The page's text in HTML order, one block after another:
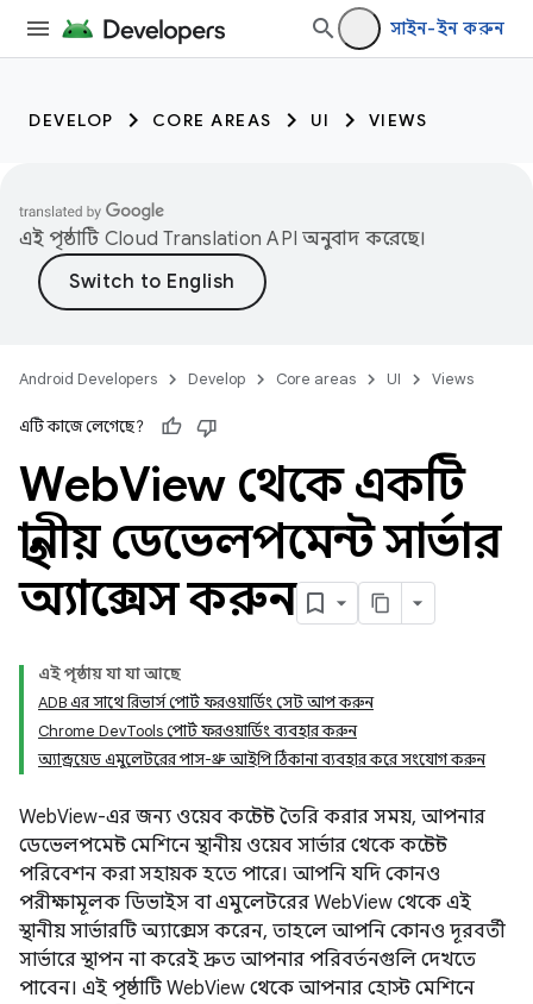
সাইন-ইন করুন
DEVELOP CORE AREAS UI VIEWS
এই পৃষ্ঠাটি Cloud Translation API অনুবাদ করেছে।
Android Developers Develop Core areas UI Views
এটি কাজে লেগেছে?
WebView থেকে একটি
স্থানীয় ডেভেলপমেন্ট সার্ভার
অ্যাক্সেস করুন
এই পৃষ্ঠায় যা যা আছে
ADB এর সাথে রিভার্স পোর্ট ফরওয়ার্ডিং সেট আপ করুন
Chrome DevTools পোর্ট ফরওয়ার্ডিং ব্যবহার করুন
অ্যান্ড্রয়েড এমুলেটরের পাস-থ্রু আইপি ঠিকানা ব্যবহার করে সংযোগ করুন
WebView-এর জন্য ওয়েব কন্টেন্ট তৈরি করার সময়, আপনার
ডেভেলপমেন্ট মেশিনে স্থানীয় ওয়েব সার্ভার থেকে কন্টেন্ট
পরিবেশন করা সহায়ক হতে পারে। আপনি যদি কোনও
পরীক্ষামূলক ডিভাইস বা এমুলেটরের WebView থেকে এই
স্থানীয় সার্ভারটি অ্যাক্সেস করেন, তাহলে আপনি কোনও দূরবর্তী
সার্ভারে স্থাপন না করেই দ্রুত আপনার পরিবর্তনগুলি দেখতে
পাবেন। এই পৃষ্ঠাটি WebView থেকে আপনার হোস্ট মেশিনে